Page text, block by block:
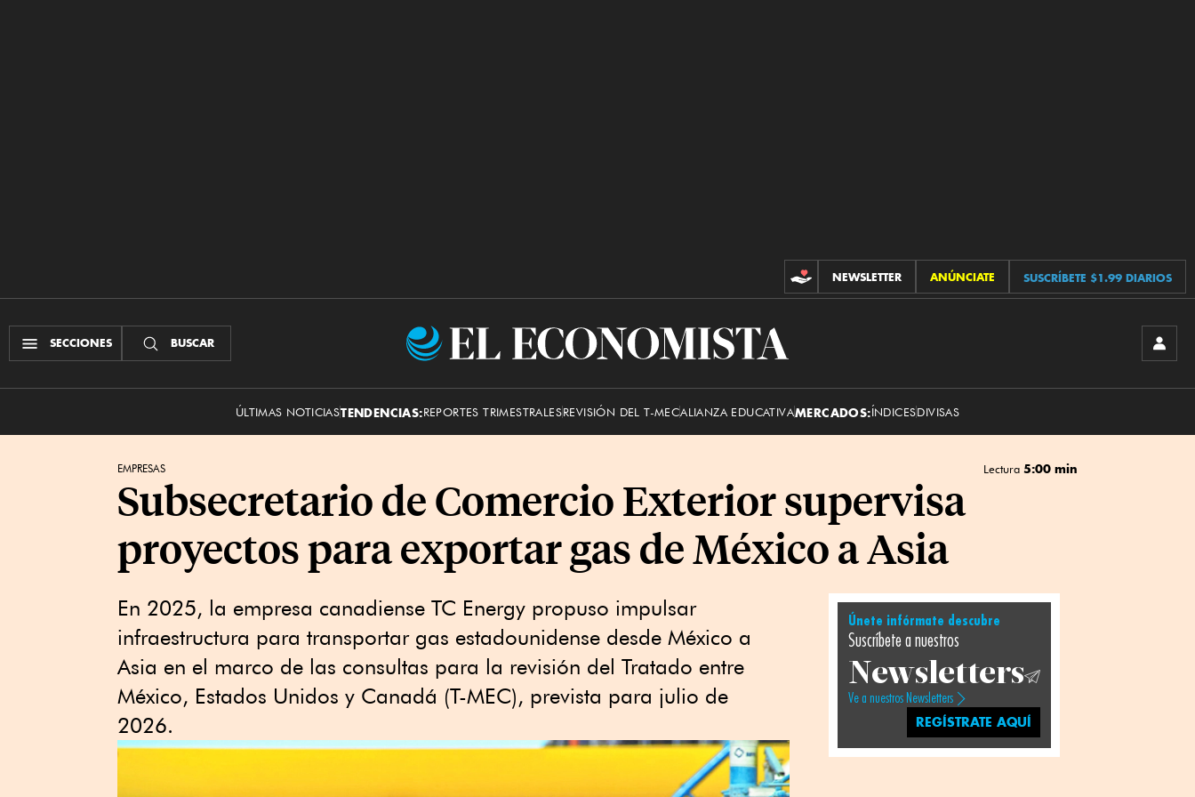
CONTRIBUCIONES
NEWSLETTER ANÚNCIATE SUSCRÍBETE $1.99 DIARIOS
SECCIONES BUSCAR
El
ÚLTIMAS NOTICIASTENDENCIAS:REPORTES TRIMESTRALESREVISIÓN DEL T-MECALIANZA EDUCATIVAMERCADOS:ÍNDICESDIVISAS
EMPRESAS Lectura 5:00 min
Subsecretario de Comercio Exterior supervisa
proyectos para exportar gas de México a Asia
En 2025, la empresa canadiense TC Energy propuso impulsar
infraestructura para transportar gas estadounidense desde México a
Asia en el marco de las consultas para la revisión del Tratado entre
México, Estados Unidos y Canadá (T-MEC), prevista para julio de
2026.
Únete infórmate descubre
Suscríbete a nuestros
Newsletters
Ve a nuestros Newsletters
REGÍSTRATE AQUÍ